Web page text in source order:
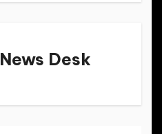
News Desk